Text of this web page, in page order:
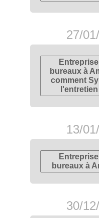
27/
bureaux à
comment
13/
bureaux à
30/